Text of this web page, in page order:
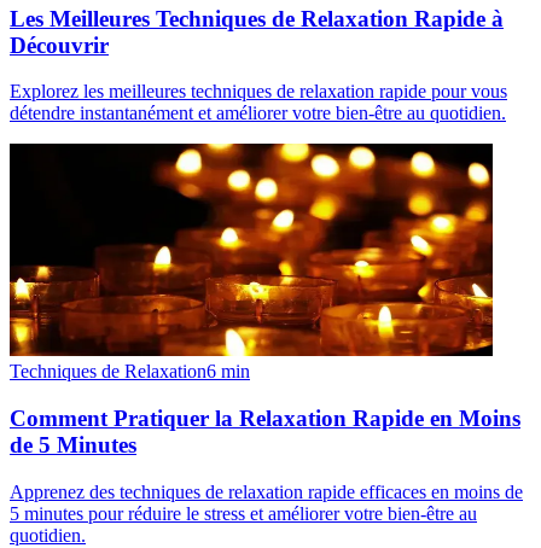
Les Meilleures Techniques de Relaxation Rapide à
Découvrir
Explorez les meilleures techniques de relaxation rapide pour vous
détendre instantanément et améliorer votre bien-être au quotidien.
Techniques de Relaxation6 min
Comment Pratiquer la Relaxation Rapide en Moins
de 5 Minutes
Apprenez des techniques de relaxation rapide efficaces en moins de
5 minutes pour réduire le stress et améliorer votre bien-être au
quotidien.